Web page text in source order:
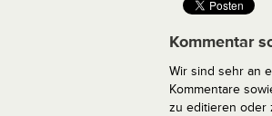
Kommentar
Wir sind sehr an
Kommentare
zu editieren oder